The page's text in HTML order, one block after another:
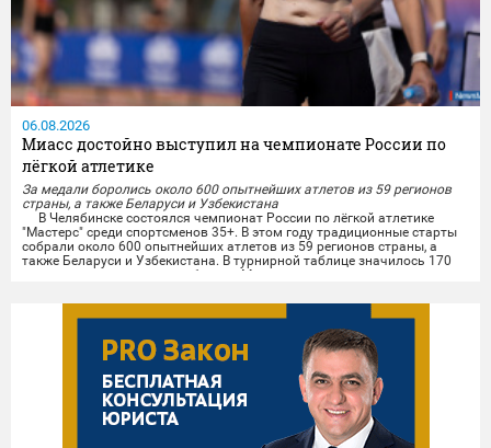
06.08.2026
Миасс достойно выступил на чемпионате России по
лёгкой атлетике
За медали боролись около 600 опытнейших атлетов из 59 регионов
страны, а также Беларуси и Узбекистана
В Челябинске состоялся чемпионат России по лёгкой атлетике
"Мастерс" среди спортсменов 35+. В этом году традиционные старты
собрали около 600 опытнейших атлетов из 59 регионов страны, а
также Беларуси и Узбекистана. В турнирной таблице значилось 170
городов, среди которых и сборная Миасса.
личных дистанциях и в командной эстафете....